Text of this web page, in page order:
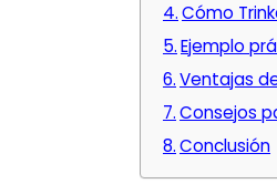
Cómo
Ejemplo
Ventajas
Consejos
Conclusión